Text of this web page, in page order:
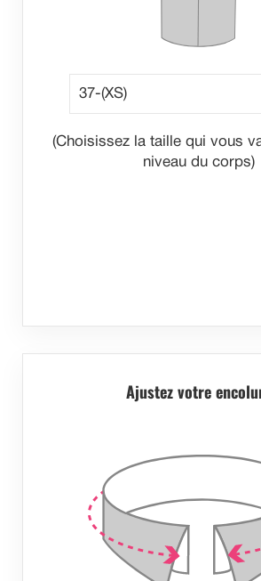
(Choisissez la taille qui vous
niveau du corps)
Ajustez votre